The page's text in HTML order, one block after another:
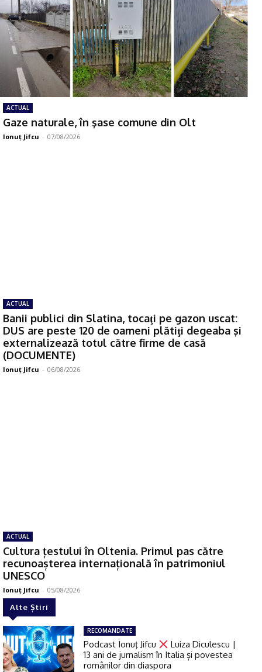
ACTUAL
Gaze naturale, în şase comune din Olt
Ionuţ Jifcu - 07/08/2026
ACTUAL
Banii publici din Slatina, tocaţi pe gazon uscat:
DUS are peste 120 de oameni plătiţi degeaba şi
externalizează totul către firme de casă
(DOCUMENTE)
Ionuţ Jifcu - 06/08/2026
ACTUAL
Cultura țestului în Oltenia. Primul pas către
recunoașterea internațională în patrimoniul
UNESCO
Ionuţ Jifcu - 05/08/2026
Alte Știri
RECOMANDATE
Podcast Ionuţ Jifcu
Luiza Diculescu |
13 ani de jurnalism în Italia și povestea
românilor din diaspora